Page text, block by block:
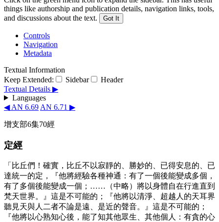
things like authorship and publication details, navigation links, tools,
and discussions about the text.
Got It
Controls
Navigation
Metadata
Textual Information
Keep Extended:
Sidebar
Header
Textual Details ▶
Languages
◀ AN 6.69 AN 6.71 ▶
增支部6集70經
定經
「比丘們！確實，比丘不以寂靜的、勝妙的、已得安息的、已
達統一的定，『他將經驗各種神通：有了一個後能變成多個，
有了多個後能變成一個；……（中略）將以身體自在行進直到
梵天世界。』這是不可能的；『他將以清淨、超越人的天耳界
聽見天與人二者不論是遠、是近的聲音。』這是不可能的；
『他將以心熟知心後，能了知其他眾生、其他個人：有貪的心